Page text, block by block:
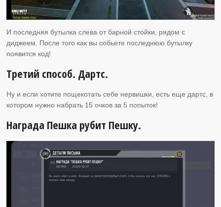
И последняя бутылка слева от барной стойки, рядом с
диджеем. После того как вы собьете последнюю бутылку
появится код!
Третий способ. Дартс.
Ну и если хотите пощекотать себе нервишки, есть еще дартс, в
котором нужно набрать 15 очков за 5 попыток!
Награда Пешка рубит Пешку.